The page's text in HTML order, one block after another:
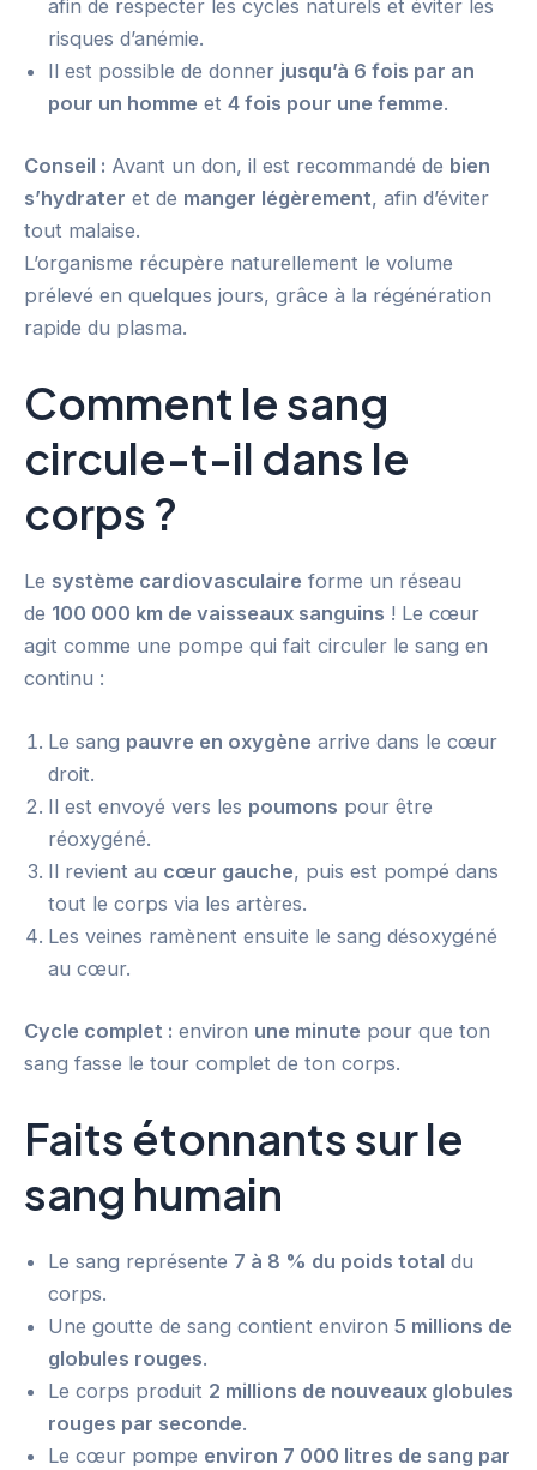
afin de respecter les cycles naturels et éviter les
risques d’anémie.
Il est possible de donner jusqu’à 6 fois par an
pour un homme et 4 fois pour une femme.
Conseil : Avant un don, il est recommandé de bien
s’hydrater et de manger légèrement, afin d’éviter
tout malaise.
L’organisme récupère naturellement le volume
prélevé en quelques jours, grâce à la régénération
rapide du plasma.
Comment le sang
circule-t-il dans le
corps ?
Le système cardiovasculaire forme un réseau
de 100 000 km de vaisseaux sanguins ! Le cœur
agit comme une pompe qui fait circuler le sang en
continu :
Le sang pauvre en oxygène arrive dans le cœur
droit.
Il est envoyé vers les poumons pour être
réoxygéné.
Il revient au cœur gauche, puis est pompé dans
tout le corps via les artères.
Les veines ramènent ensuite le sang désoxygéné
au cœur.
Cycle complet : environ une minute pour que ton
sang fasse le tour complet de ton corps.
Faits étonnants sur le
sang humain
Le sang représente 7 à 8 % du poids total du
corps.
Une goutte de sang contient environ 5 millions de
globules rouges.
Le corps produit 2 millions de nouveaux globules
rouges par seconde.
Le cœur pompe environ 7 000 litres de sang par